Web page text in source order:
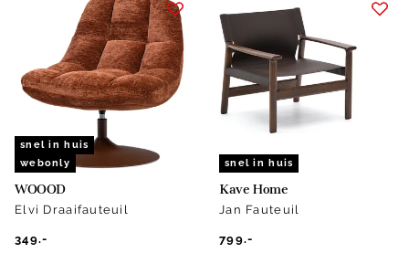
snel in huis
webonly
WOOOD
Elvi Draaifauteuil
349.-
snel in huis
Kave Home
Jan Fauteuil
799.-